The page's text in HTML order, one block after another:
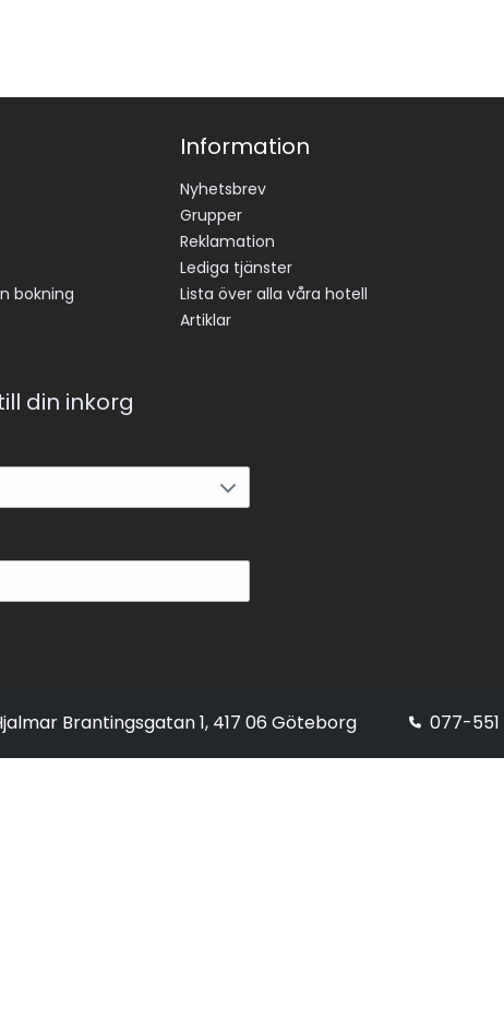
bokning
Information
Nyhetsbrev
Grupper
Reklamation
Lediga tjänster
Lista över alla våra hotell
Artiklar
din inkorg
Brantingsgatan 1, 417 06 Göteborg 077-